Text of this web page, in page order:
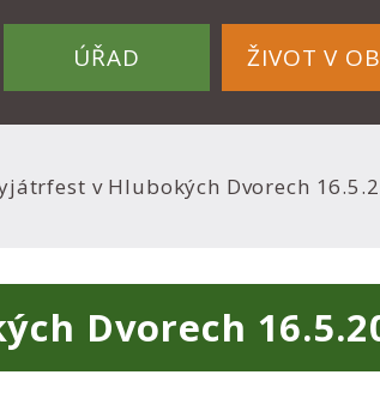
ÚŘAD ŽIVOT V
v Hlubokých Dvorech
Dvorech